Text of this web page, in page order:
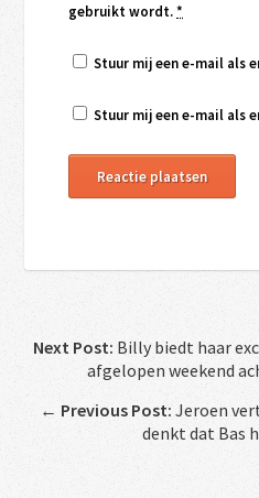
gebruikt wordt.*
Stuur mij een e-mail als
Stuur mij een e-mail als
Next Post: Billy biedt haar
afgelopen weekend
← Previous Post: Jeroen
denkt dat Bas